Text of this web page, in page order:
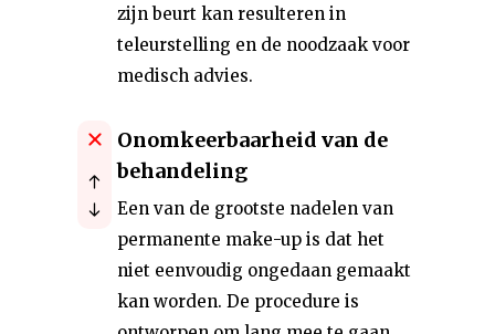
zijn beurt kan resulteren in
teleurstelling en de noodzaak voor
medisch advies.
Onomkeerbaarheid van de
behandeling
Een van de grootste nadelen van
permanente make-up is dat het
niet eenvoudig ongedaan gemaakt
kan worden. De procedure is